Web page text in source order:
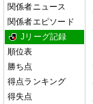
関係者ニュース
関係者エピソード
Jリーグ記録
順位表
勝ち点
得点ランキング
得失点